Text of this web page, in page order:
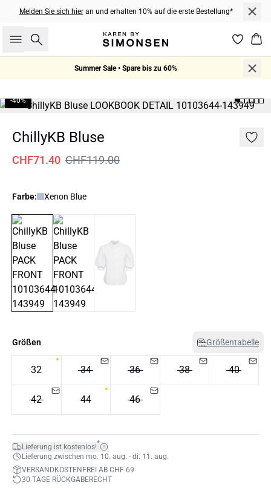
Melden Sie sich hieran und erhalten 10% auf die erste Bestellung*
Suche
Summer Sale • Spare bis zu 60%
-40%
ChillyKB Bluse
CHF71.40 CHF119.00
Farbe: Xenon Blue
Größen Größentabelle
32 34 36 38 40
42 44 46
Lieferung ist kostenlos!*
Lieferung zwischen mo. 10. aug. - di. 11. aug.
VERSANDKOSTENFREI AB CHF 69
30 TAGE RÜCKGABERECHT